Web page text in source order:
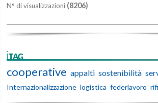
N° di visualizzazioni (8206)
iTAG
cooperative appalti sostenibilità
Internazionalizzazione logistica federlavoro